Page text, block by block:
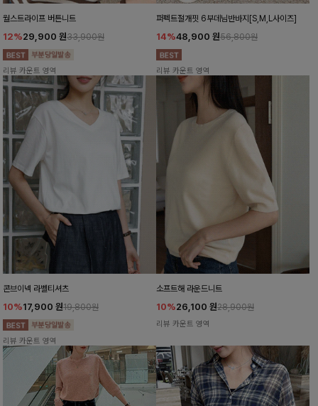
월스트라이프 버튼니트
12%29,900 원33,900원
리뷰 카운트 영역
퍼펙트절개핏 6부데님반바지[S,M,L사이즈]
14%48,900 원56,800원
리뷰 카운트 영역
콘브이넥 라벨티셔츠
10%17,900 원19,800원
리뷰 카운트 영역
소프트해 라운드니트
10%26,100 원28,900원
리뷰 카운트 영역